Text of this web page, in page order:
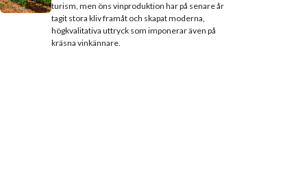
turism, men öns vinproduktion har på senare år
tagit stora kliv framåt och skapat moderna,
högkvalitativa uttryck som imponerar även på
kräsna vinkännare.